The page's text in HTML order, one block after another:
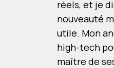
réels, et je
nouveauté
utile. Mon
high-tech
maître de